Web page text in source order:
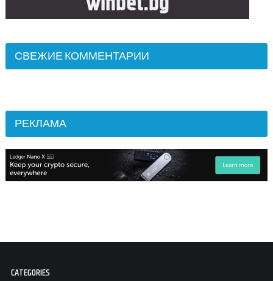
СВЕЖИЕ КОММЕНТАРИИ
РЕКЛАМА
CATEGORIES